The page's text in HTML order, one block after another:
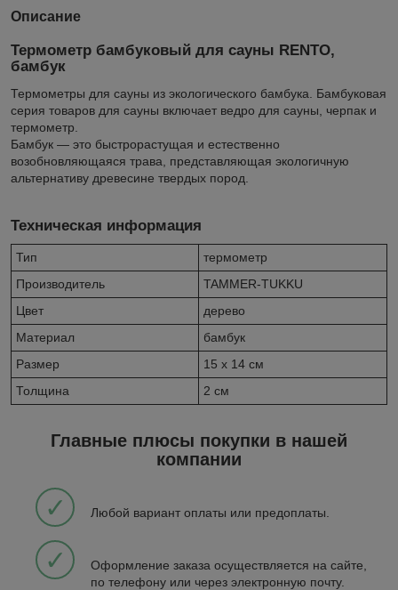
Описание
Термометр бамбуковый для сауны RENTO,
бамбук
Термометры для сауны из экологического бамбука. Бамбуковая
серия товаров для сауны включает ведро для сауны, черпак и
термометр.
Бамбук — это быстрорастущая и естественно
возобновляющаяся трава, представляющая экологичную
альтернативу древесине твердых пород.
Техническая информация
Тип
термометр
Производитель
TAMMER-TUKKU
Цвет
дерево
Материал
бамбук
Размер
15 х 14 см
Толщина
2 см
Главные плюсы покупки в нашей
компании
✓ Любой вариант оплаты или предоплаты.
✓
Оформление заказа осуществляется на сайте,
по телефону или через электронную почту.